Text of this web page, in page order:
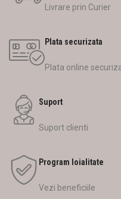
Livrare prin Curier
Plata securizata
Plata online
Suport
Suport clienti
Program loialitate
Vezi beneficiile